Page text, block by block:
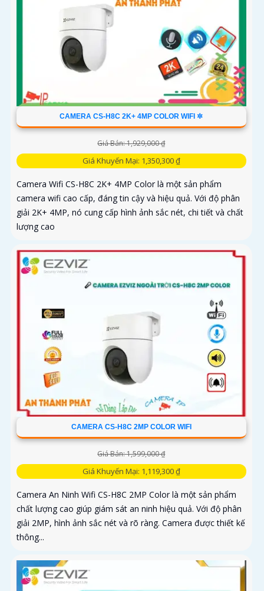
CAMERA CS-H8C 2K+ 4MP COLOR WIFI ✲
Giá Bán: 1,929,000 ₫
Giá Khuyến Mại: 1,350,300 ₫
Camera Wifi CS-H8C 2K+ 4MP Color là một sản phẩm
camera wifi cao cấp, đáng tin cậy và hiệu quả. Với độ phân
giải 2K+ 4MP, nó cung cấp hình ảnh sắc nét, chi tiết và chất
lượng cao
CAMERA CS-H8C 2MP COLOR WIFI
Giá Bán: 1,599,000 ₫
Giá Khuyến Mại: 1,119,300 ₫
Camera An Ninh Wifi CS-H8C 2MP Color là một sản phẩm
chất lượng cao giúp giám sát an ninh hiệu quả. Với độ phân
giải 2MP, hình ảnh sắc nét và rõ ràng. Camera được thiết kế
thông...